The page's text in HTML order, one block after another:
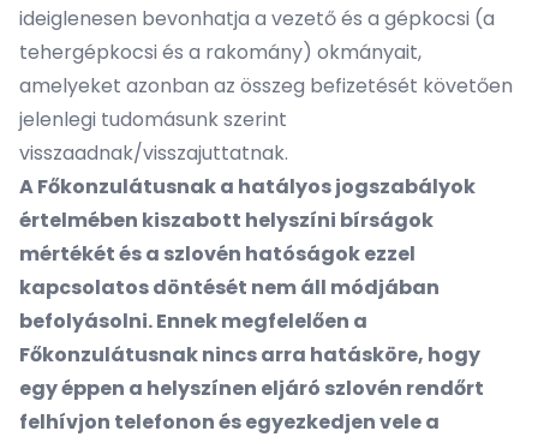
ideiglenesen bevonhatja a vezető és a gépkocsi (a
tehergépkocsi és a rakomány) okmányait,
amelyeket azonban az összeg befizetését követően
jelenlegi tudomásunk szerint
visszaadnak/visszajuttatnak.
A Főkonzulátusnak a hatályos jogszabályok
értelmében kiszabott helyszíni bírságok
mértékét és a szlovén hatóságok ezzel
kapcsolatos döntését nem áll módjában
befolyásolni. Ennek megfelelően a
Főkonzulátusnak nincs arra hatásköre, hogy
egy éppen a helyszínen eljáró szlovén rendőrt
felhívjon telefonon és egyezkedjen vele a